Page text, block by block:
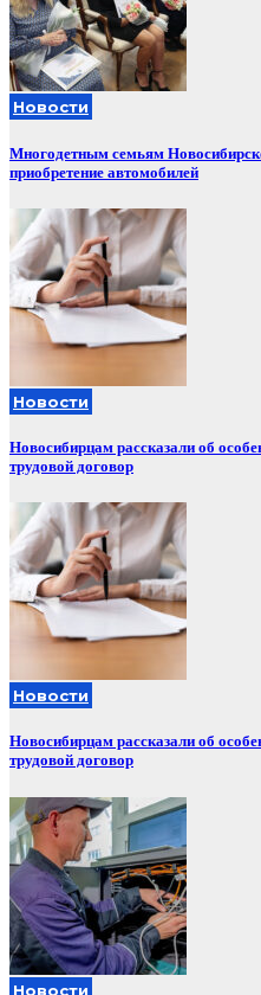
Новости
Многодетным семьям
приобретение автомобилей
Новости
Новосибирцам рассказали об
трудовой договор
Новости
Новосибирцам рассказали об
трудовой договор
Новости